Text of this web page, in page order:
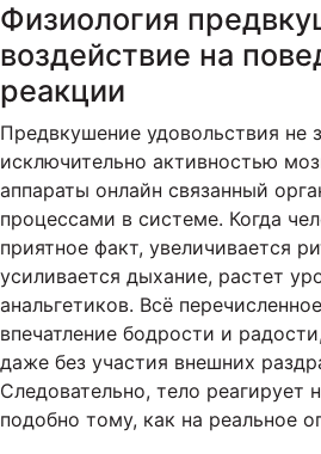
Физиология
воздействие на
реакции
Предвкушение удовольствия не
исключительно активностью
аппараты онлайн связанный
процессами в системе. Когда
приятное факт, увеличивается
усиливается дыхание, растет
анальгетиков. Всё
впечатление бодрости и
даже без участия внешних
Следовательно, тело реагирует
подобно тому, как на реальное